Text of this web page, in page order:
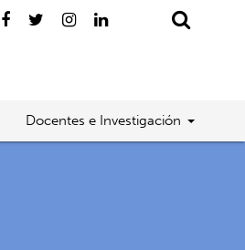
Docentes e Investigación